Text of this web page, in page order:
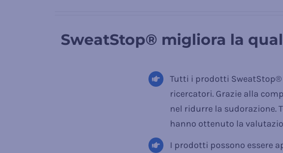
SweatStop® migliora la
Tutti i prodotti
ricercatori. Grazie alla
nel ridurre la
hanno ottenuto la
I prodotti possono essere